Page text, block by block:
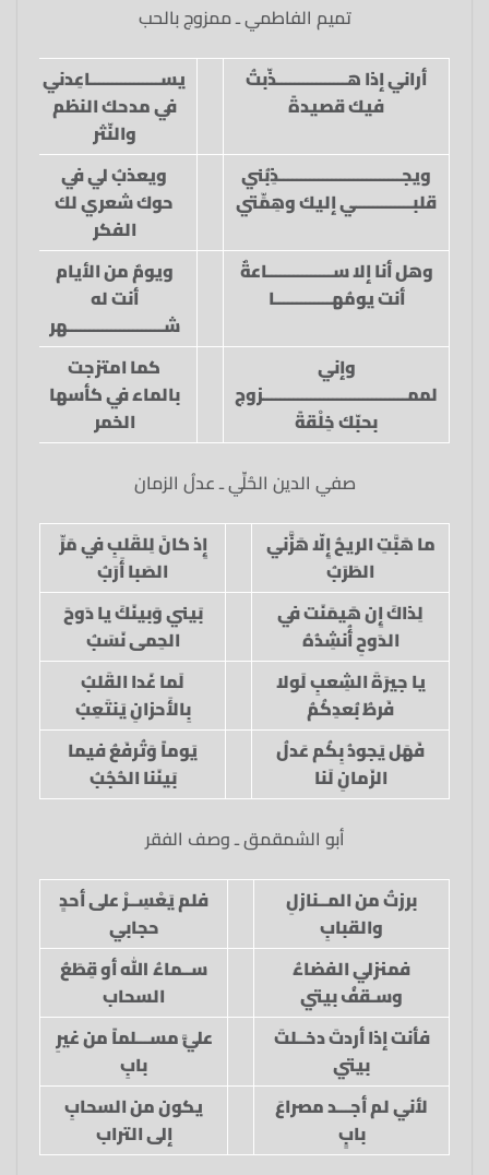
تميم الفاطمي ـ ممزوج بالحب
أراني إذا هــــــــــــــــذّبتُ
فيك قصيدةً
يســــــــــــــــاعِدني
في مدحك النظم
والنّثر
ويجــــــــــــــــــــــــــــذِبُني
قلبـــــــــــــي إليك وهِمِّتي
ويعذبُ لي في
حوك شعري لك
الفكر
وهل أنا إلا ســـــــــــــــاعةٌ
أنت يومُهـــــــــــــا
ويومٌ من الأيام
أنت له
شــــــــــــــــــــــهر
وإني
لممـــــــــــــــــــــــــــــــــزوج
بحبّك خِلْقةً
كما امتزجت
بالماء في كأسها
الخمر
صفي الدين الحُلِّي ـ عدلُ الزمان
ما هَبَّتِ الريحُ إِلّا هَزَّني
الطَرَبُ
إِذ كانَ لِلقَلبِ في مَرِّ
الصَبا أَرَبُ
لِذاكَ إِن هَيمَنَت في
الدَوحِ أُنشِدُهُ
بَيني وَبينَكَ يا دَوحَ
الحِمى نَسَبُ
يا جيرَةَ الشِعبِ لَولا
فَرطُ بُعدِكُمُ
لَما غَدا القَلبُ
بِالأَحزانِ يَنتَعِبُ
فَهَل يَجودُ بِكُم عَدلُ
الزَمانِ لَنا
يَوماً وَتُرفَعُ فيما
بَينَنا الحُجُبُ
أبو الشمقمق ـ وصف الفقر
برزتُ من المــنازلِ
والقبابِ
فلم يَعْسِــرْ على أحدٍ
حجابي
فمنزلي الفضاءُ
وسـقفُ بيتي
ســماءُ الله أو قِطَعُ
السحاب
فأنت إذا أردتَ دخــلتَ
بيتي
عليَّ مســـلماً من غيرِ
بابِ
لأني لم أجـــد مصراعَ
بابٍ
يكون من السحابِ
إلى التراب